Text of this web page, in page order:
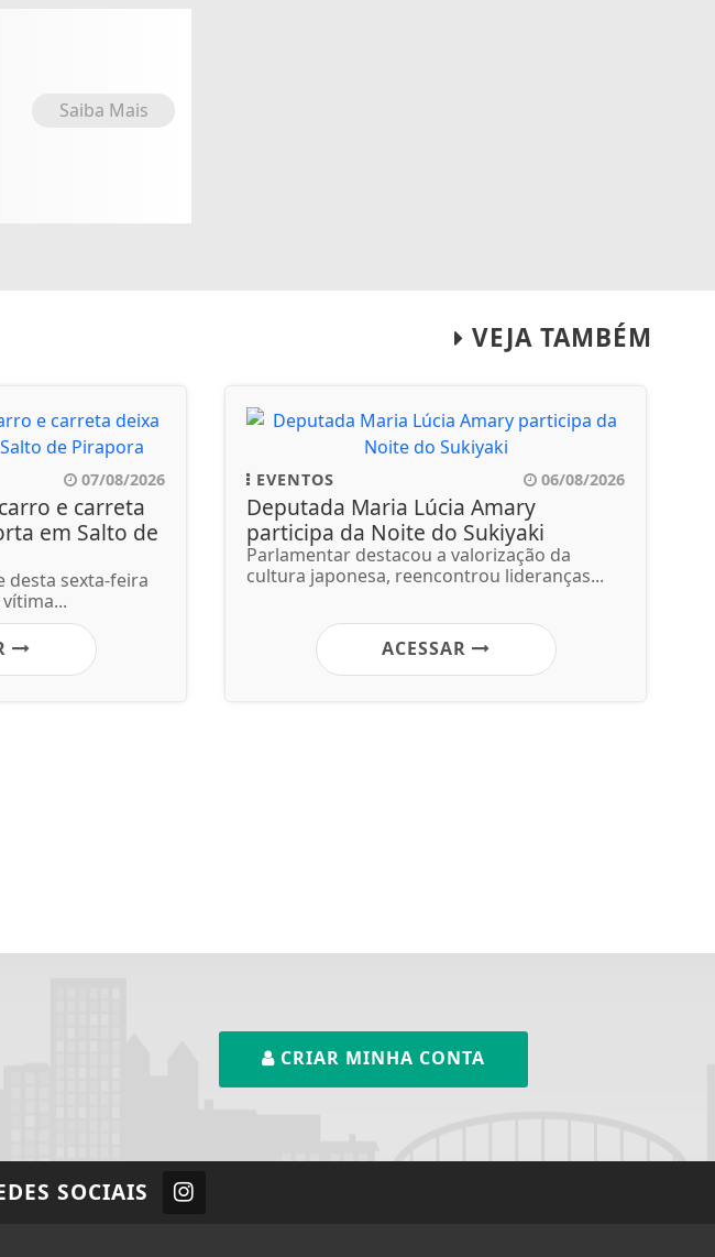
Saiba Mais
VEJA TAMBÉM
07/08/2026
e carreta
em Salto de
desta sexta-feira
EVENTOS 06/08/2026
Deputada Maria Lúcia Amary
participa da Noite do Sukiyaki
Parlamentar destacou a valorização da
cultura japonesa, reencontrou lideranças...
ACESSAR
CRIAR MINHA CONTA
SOCIAIS